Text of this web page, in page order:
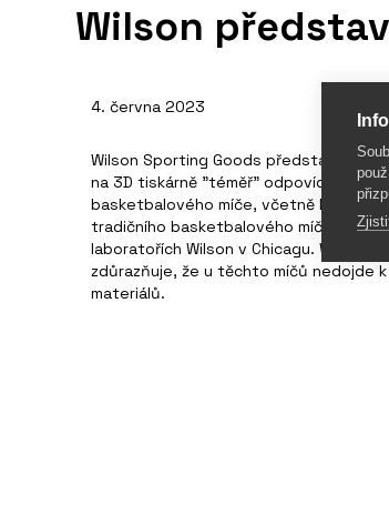
Wilson
4. června 2023
Wilson Sporting Goods představil
na 3D tiskárně "téměř" odpovídá
basketbalového míče, včetně
tradičního basketbalového míče však
laboratořích Wilson v Chicagu. Wilson
zdůrazňuje, že u těchto míčů nedojde
materiálů.